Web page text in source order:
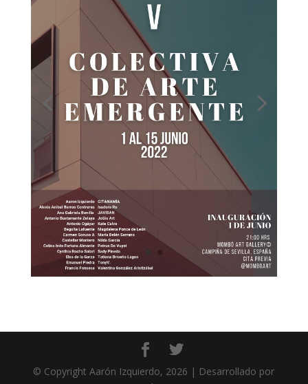
© Copyright Aarón Izquierdo, 2026 | Desarrollado por